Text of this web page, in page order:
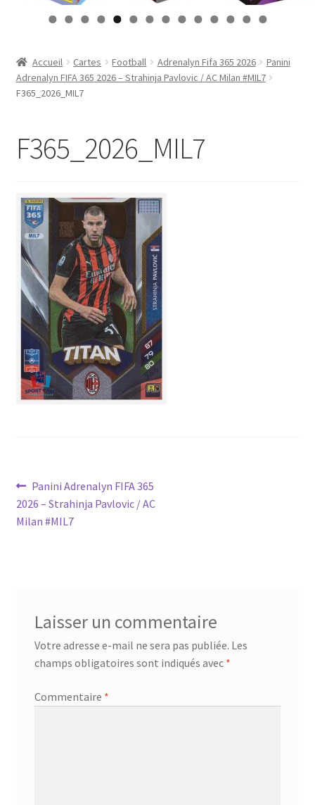
Contact
Mon compte
Page d’exemple
0 1 2 3 4
Accueil Cartes Football Adrenalyn Fifa 365 2026
Panini
Adrenalyn FIFA 365 2026 – Strahinja Pavlovic / AC Milan #MIL7
F365_2026_MIL7
F365_2026_MIL7
Navigation
de
Article
précédent :
Panini Adrenalyn FIFA 365
2026 – Strahinja Pavlovic / AC
Milan #MIL7
Laisser un commentaire
Votre adresse e-mail ne sera pas publiée. Les
champs obligatoires sont indiqués avec *
Commentaire *